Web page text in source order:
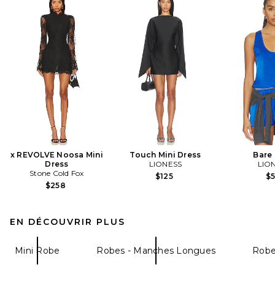
x REVOLVE Noosa Mini
Dress
Stone Cold Fox
$258
Touch Mini Dress
LIONESS
$125
Bare
EN DÉCOUVRIR PLUS
Mini Robe Robes - Manches Longues